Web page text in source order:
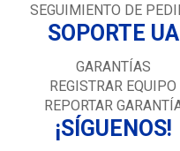
SEGUIMIENTO DE
SOPORTE UA
GARANTÍAS
REGISTRAR EQUIPO
REPORTAR
¡SÍGUENOS!